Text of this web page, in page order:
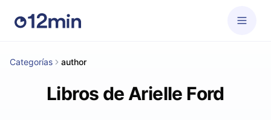
Categorías author
Libros de Arielle Ford